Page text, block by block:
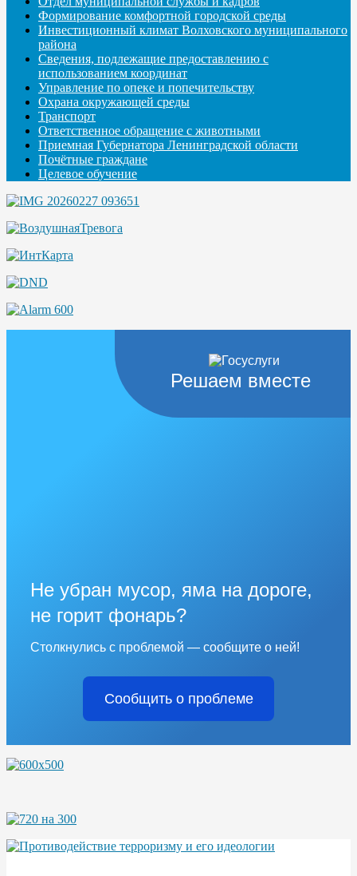
Формирование комфортной городской среды
Инвестиционный климат Волховского муниципального
района
Сведения, подлежащие предоставлению с
использованием координат
Управление по опеке и попечительству
Охрана окружающей среды
Транспорт
Ответственное обращение с животными
Приемная Губернатора Ленинградской области
Почётные граждане
Целевое обучение
Решаем вместе
Не убран мусор, яма на дороге,
не горит фонарь?
Столкнулись с проблемой — сообщите о ней!
Сообщить о проблеме